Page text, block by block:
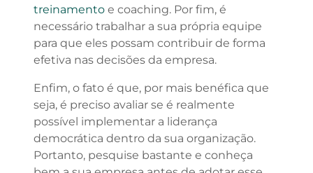
treinamentoe coaching. Por fim, é
necessário trabalhar a sua própria equipe
para que eles possam contribuir de forma
efetiva nas decisões da empresa.
Enfim, o fato é que, por mais benéfica que
seja, é preciso avaliar se é realmente
possível implementar a liderança
democrática dentro da sua organização.
Portanto, pesquise bastante e conheça